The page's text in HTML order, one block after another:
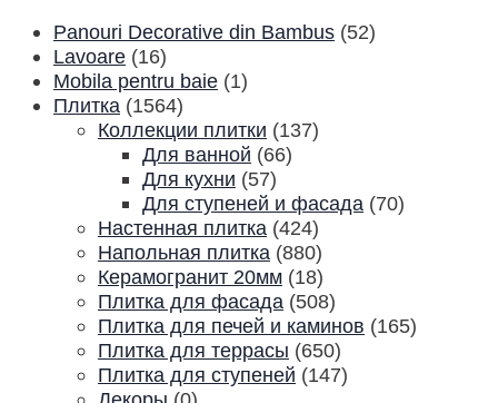
Panouri Decorative din Bambus (52)
Lavoare (16)
Mobila pentru baie (1)
Плитка (1564)
Коллекции плитки (137)
Для ванной (66)
Для кухни (57)
Для ступеней и фасада (70)
Настенная плитка (424)
Напольная плитка (880)
Керамогранит 20мм (18)
Плитка для фасада (508)
Плитка для печей и каминов (165)
Плитка для террасы (650)
Плитка для ступеней (147)